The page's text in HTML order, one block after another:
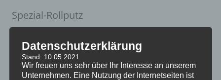
Spezial-Rollputz
kat-Platten
abgestimm
Datenschutzerklärung
Stand: 10.05.2021
Wir freuen uns sehr über Ihr Interesse an unserem
Unternehmen. Eine Nutzung der Internetseiten ist